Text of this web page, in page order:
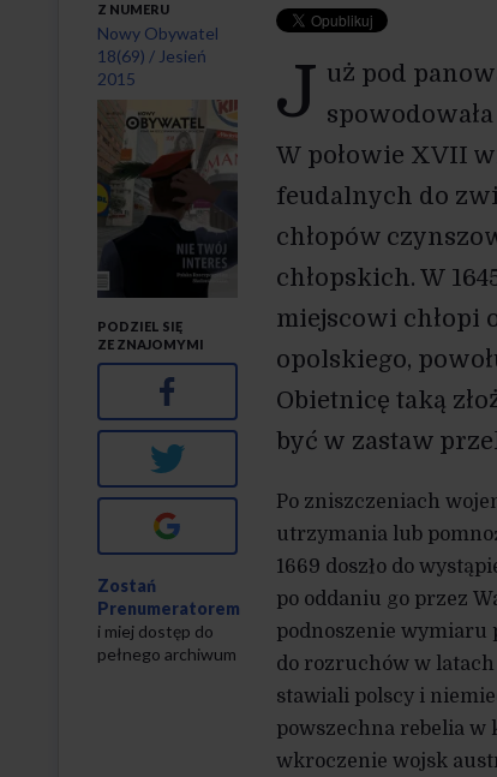
J uż pod
W połowie XVII
feudalnych do
chłopów
chłopskich. W
miejscowi chłopi
opolskiego,
Obietnicę taką
być w zastaw
Po zniszczeniach
utrzymania lub
1669 doszło do
po oddaniu go przez
podnoszenie wymiaru
do rozruchów w latach
stawiali polscy i
powszechna rebelia w
wkroczenie wojsk
Z NUMERU
Nowy Obywatel
18(69) / Jesień
2015
" alt="">
PODZIEL SIĘ
ZE ZNAJOMYMI
Facebook
Twitter
Zostań
Prenumeratorem
i miej dostęp do
pełnego archiwum